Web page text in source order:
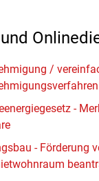
/
-
- Förderung